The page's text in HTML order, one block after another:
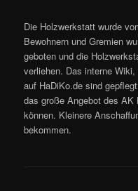
Die Holzwerkstatt wurde
Bewohnern und Gremien
geboten und die
verliehen. Das interne
auf HaDiKo.de sind
das große Angebot des AK
können. Kleinere
bekommen.